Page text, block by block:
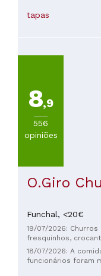
porque as pessoas
patê de feijão (o
tapas
8,9
556
opiniões
O.Giro
Funchal, <20€
19/07/2026:
fresquinhos,
também estava
18/07/2026: A
funcionários foram